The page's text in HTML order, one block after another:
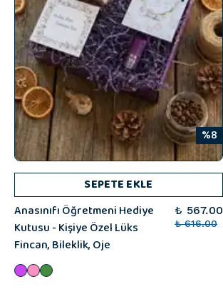
%8
SEPETE EKLE
Anasınıfı Öğretmeni Hediye
Kutusu - Kişiye Özel Lüks
Fincan, Bileklik, Oje
₺ 567.00
₺ 616.00